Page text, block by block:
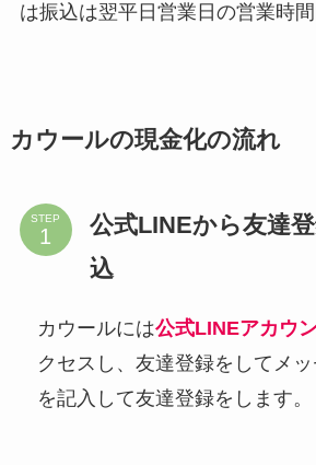
は振込は翌平日営業日の営業時間
カウールの現金化の流れ
STEP
公式LINEから友達
込
カウールには公式LINEアカウ
クセスし、友達登録をしてメ
を記入して友達登録をします。